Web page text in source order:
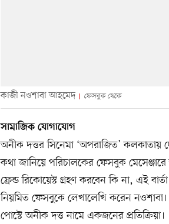
কাজী নওশাবা আহমেদ ফেসবুক থেকে
সামাজিক যোগাযোগ
অনীক দত্তর সিনেমা ‘অপরাজিত’ কলকাতায়
কথা জানিয়ে পরিচালকের ফেসবুক
ফ্রেন্ড রিকোয়েস্ট গ্রহণ করবেন কি না, এই
নিয়মিত ফেসবুকে লেখালেখি করেন
পোস্টে অনীক দত্ত নামে একজনের প্রতিক্রিয়া।